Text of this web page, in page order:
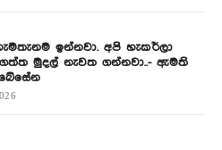
ඉන්නවා. අපි හැකර්ලා
මුදල් නැවත ගන්නවා..- ඇමති